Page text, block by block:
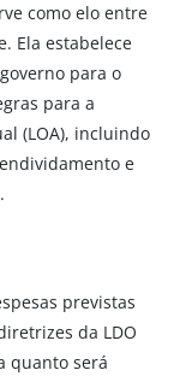
como elo entre
Ela estabelece
para o
para a
(LOA), incluindo
e
previstas
da LDO
quanto será